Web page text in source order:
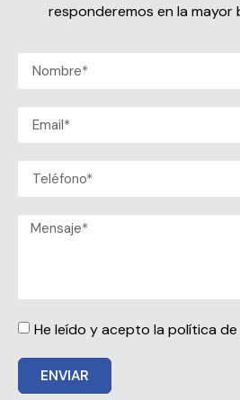
responderemos en la mayor
He leído y acepto la política
ENVIAR